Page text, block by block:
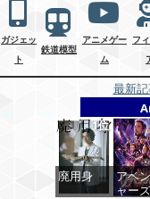
ガジェッ
ト
鉄道模型
アニメゲー
ム
フ
最新
1位
廃用身
アベ
ャー